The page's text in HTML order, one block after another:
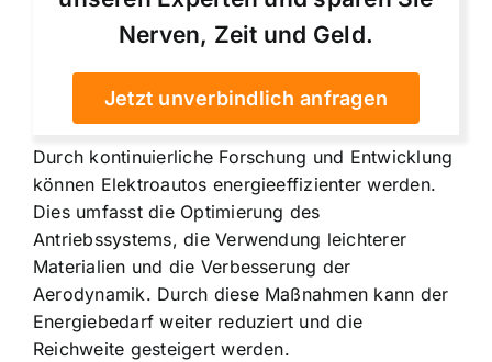
Nerven, Zeit und Geld.
Jetzt unverbindlich anfragen
Durch kontinuierliche Forschung und Entwicklung
können Elektroautos energieeffizienter werden.
Dies umfasst die Optimierung des
Antriebssystems, die Verwendung leichterer
Materialien und die Verbesserung der
Aerodynamik. Durch diese Maßnahmen kann der
Energiebedarf weiter reduziert und die
Reichweite gesteigert werden.